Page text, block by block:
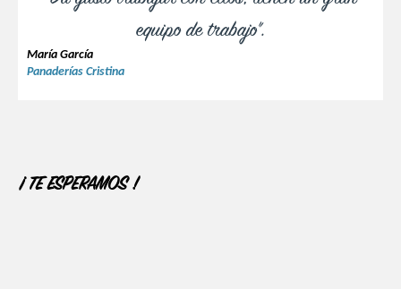
equipo de trabajo".
María García
Panaderías Cristina
¡ TE ESPERAMOS !